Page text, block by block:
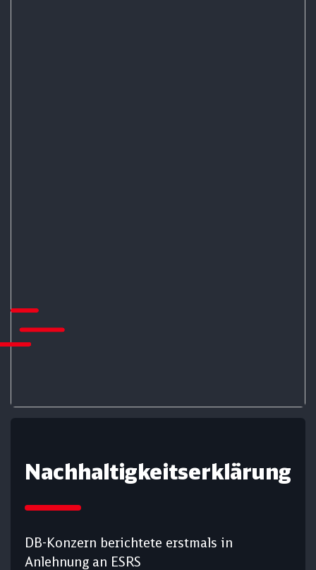
Nach­haltig­keits­er­klärung
DB-Konzern berichtete erstmals in
Anlehnung an ESRS